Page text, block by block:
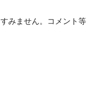
みません。コメント等